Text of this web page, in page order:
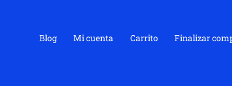
Blog Mi cuenta Carrito Finalizar